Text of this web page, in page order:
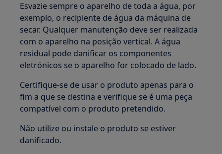
Esvazie sempre o aparelho de toda a água, por
exemplo, o recipiente de água da máquina de
secar. Qualquer manutenção deve ser realizada
com o aparelho na posição vertical. A água
residual pode danificar os componentes
eletrónicos se o aparelho for colocado de lado.
Certifique-se de usar o produto apenas para o
fim a que se destina e verifique se é uma peça
compatível com o produto pretendido.
Não utilize ou instale o produto se estiver
danificado.